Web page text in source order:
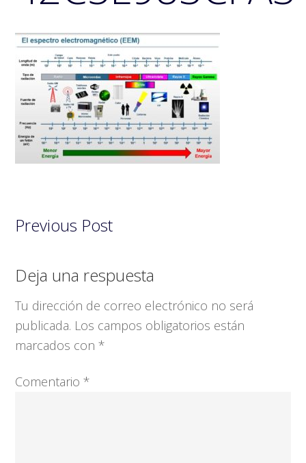
Previous Post
Interacciones
con
los
lectores
Deja una respuesta
Tu dirección de correo electrónico no será
publicada. Los campos obligatorios están
marcados con*
Comentario*